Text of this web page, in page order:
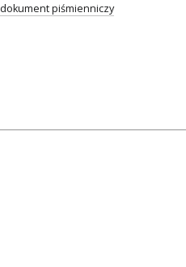
dokument piśmienniczy